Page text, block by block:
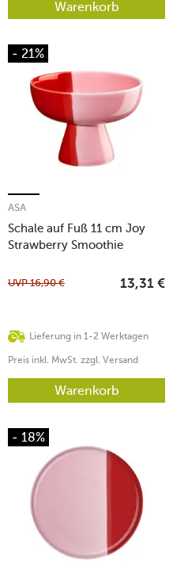
Warenkorb
- 21%
Schale auf Fuß 11 cm Joy
Strawberry Smoothie
ASA
Lieferung in 1-2 Werktagen
UVP16,90 € 13,31 €
Preis inkl. MwSt. zzgl. Versand
Warenkorb
- 18%